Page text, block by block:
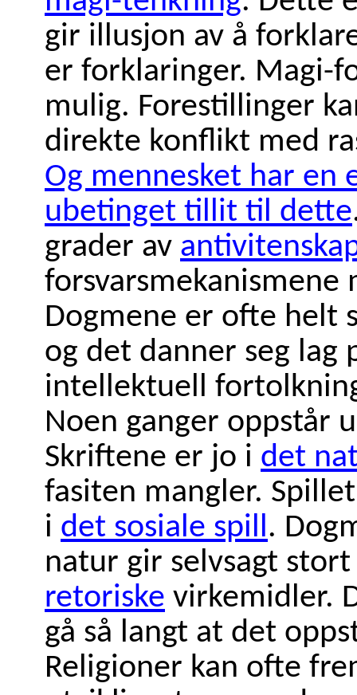
gir illusjon av å
er forklaringer. Magi-
mulig. Forestillinger
direkte konflikt med
Og mennesket har en
ubetinget tillit til dette
grader av
forsvarsmekanismene
Dogmene er ofte helt
og det danner seg lag
intellektuell
Noen ganger oppstår
Skriftene er jo i det
fasiten mangler.
i det sosiale spill.
natur gir selvsagt
retoriske virkemidler.
gå så langt at det
Religioner kan ofte